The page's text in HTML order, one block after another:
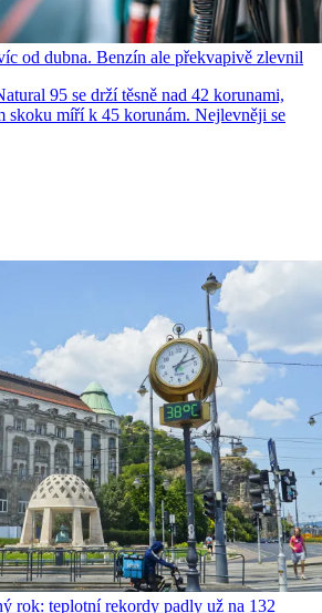
od dubna. Benzín ale překvapivě zlevnil
95 se drží těsně nad 42 korunami,
skoku míří k 45 korunám. Nejlevněji se
rok: teplotní rekordy padly už na 132